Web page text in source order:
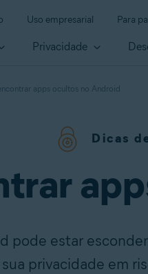
Uso empresarial Para
Privacidade
apps ocultos no Android
Dicas
pode estar
privacidade em